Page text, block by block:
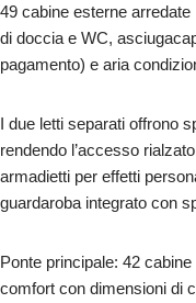
49 cabine esterne
di doccia e WC,
pagamento) e aria
I due letti separati offrono
rendendo l’accesso
armadietti per effetti
guardaroba integrato con
Ponte principale: 42
comfort con dimensioni di